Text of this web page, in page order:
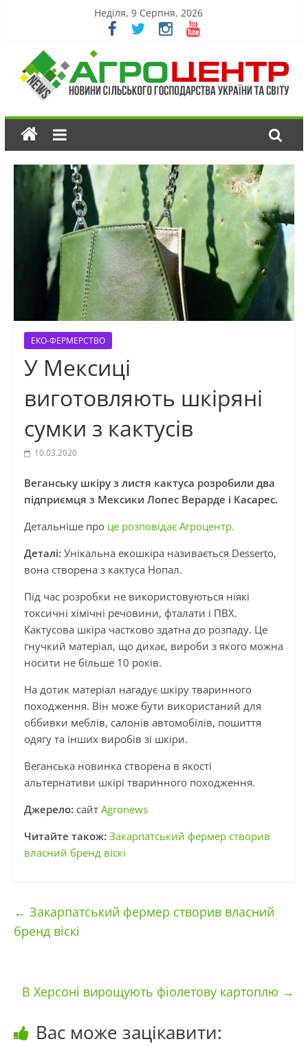
Неділя, 9 Серпня, 2026
ЕКО-ФЕРМЕРСТВО
У Мексиці
виготовляють шкіряні
сумки з кактусів
10.03.2020
Веганську шкіру з листя кактуса розробили два
підприємця з Мексики Лопес Верарде і Касарес.
Детальніше про це розповідає Агроцентр.
Деталі: Унікальна екошкіра називається Desserto,
вона створена з кактуса Нопал.
Під час розробки не використовуються ніякі
токсичні хімічні речовини, фталати і ПВХ.
Кактусова шкіра частково здатна до розпаду. Це
гнучкий матеріал, що дихає, вироби з якого можна
носити не більше 10 років.
На дотик матеріал нагадує шкіру тваринного
походження. Він може бути використаний для
оббивки меблів, салонів автомобілів, пошиття
одягу та інших виробів зі шкіри.
Веганська новинка створена в якості
альтернативи шкірі тваринного походження.
Джерело: сайт Agronews
Читайте також: Закарпатський фермер створив
власний бренд віскі
← Закарпатський фермер створив власний
бренд віскі
В Херсоні вирощують фіолетову картоплю →
Вас може зацікавити: